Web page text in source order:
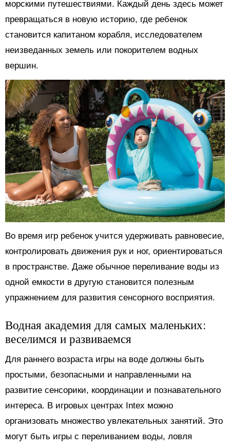
морскими путешествиями. Каждый день здесь может
превращаться в новую историю, где ребенок
становится капитаном корабля, исследователем
неизведанных земель или покорителем водных
вершин.
Во время игр ребенок учится удерживать равновесие,
контролировать движения рук и ног, ориентироваться
в пространстве. Даже обычное переливание воды из
одной емкости в другую становится полезным
упражнением для развития сенсорного восприятия.
Водная академия для самых маленьких:
веселимся и развиваемся
Для раннего возраста игры на воде должны быть
простыми, безопасными и направленными на
развитие сенсорики, координации и познавательного
интереса. В игровых центрах Intex можно
организовать множество увлекательных занятий. Это
могут быть игры с переливанием воды, ловля